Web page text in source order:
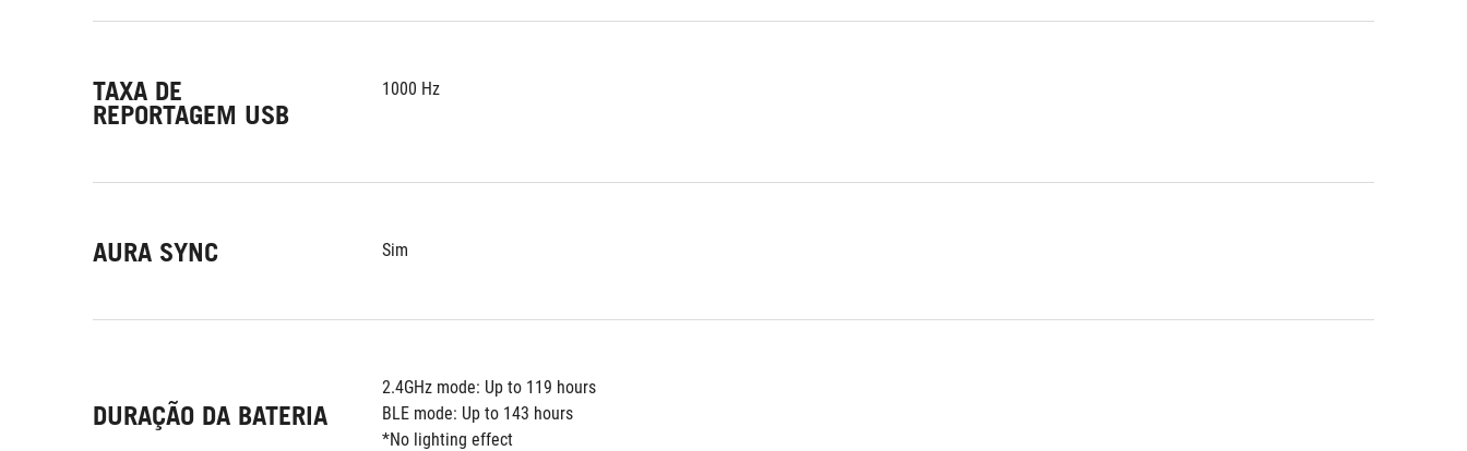
TAXA DE
REPORTAGEM USB
1000 Hz
AURA SYNC Sim
DURAÇÃO DA BATERIA
2.4GHz mode: Up to 119 hours
BLE mode: Up to 143 hours
*No lighting effect